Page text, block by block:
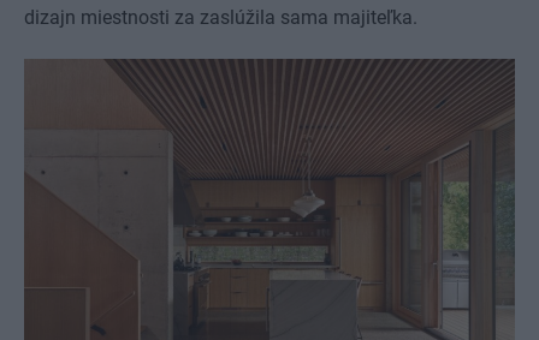
dizajn miestnosti za zaslúžila sama majiteľka.